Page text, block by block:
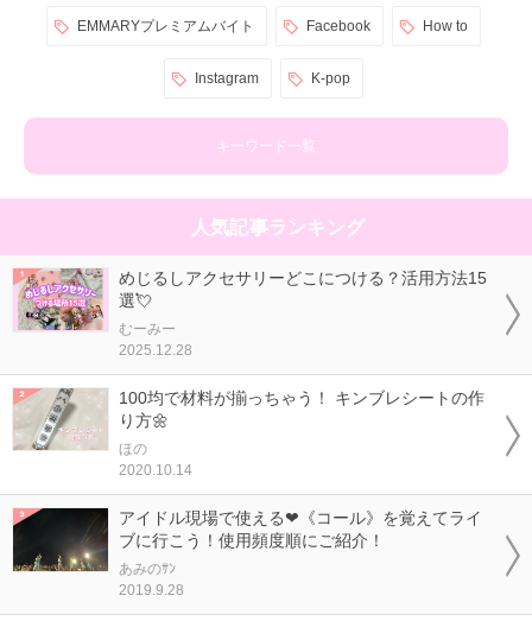
EMMARYプレミアムバイト Facebook How to
Instagram K-pop
キーワード一覧
人気記事ランキング
めじるしアクセサリーどこにつける？活用方法15
選💘
むーみー
2025.12.28
100均で材料が揃っちゃう！ キンブレシートの作
り方🌼
ほの
2020.10.14
アイドル現場で使える❤《コール》を覚えてライ
ブに行こう！使用頻度順にご紹介！
あみのｻﾝ
2019.9.28